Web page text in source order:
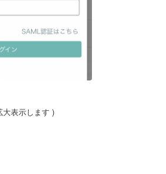
大表示します )